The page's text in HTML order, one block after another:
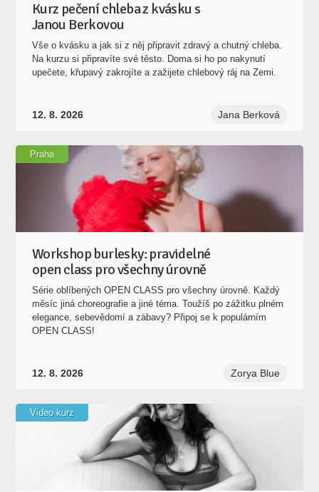
Kurz pečení chleba z kvásku s
Janou Berkovou
Vše o kvásku a jak si z něj připravit zdravý a chutný chleba.
Na kurzu si připravíte své těsto. Doma si ho po nakynutí
upečete, křupavý zakrojíte a zažijete chlebový ráj na Zemi.
12. 8. 2026 Jana Berková
Workshop burlesky: pravidelné
open class pro všechny úrovně
Série oblíbených OPEN CLASS pro všechny úrovně. Každý
měsíc jiná choreografie a jiné téma. Toužíš po zážitku plném
elegance, sebevědomí a zábavy? Připoj se k populárním
OPEN CLASS!
12. 8. 2026 Zorya Blue
Praha
Video kurz